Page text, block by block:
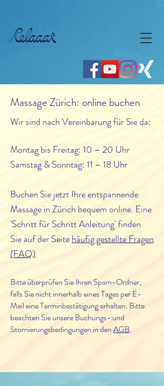
Massage Zürich: online buchen
Wir sind nach Vereinbarung für Sie da:
Montag bis Freitag: 10 – 20 Uhr
Samstag & Sonntag: 11 – 18 Uhr
Buchen Sie jetzt Ihre entspannende
Massage in Zürich bequem online. Eine
'Schritt für Schritt Anleitung' finden
Sie auf der Seitehäufig gestellte Fragen
(FAQ).
Bitte überprüfen Sie Ihren Spam-Ordner,
falls Sie nicht innerhalb eines Tages per E-
Mail eine Terminbestätigung erhalten. Bitte
beachten Sie unsereBuchungs- und
Stornierungsbedingungen in denAGB.